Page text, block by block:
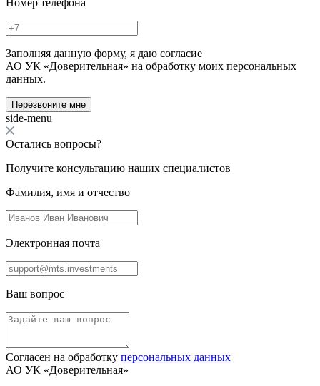
Номер телефона
Заполняя данную форму, я даю согласие
АО УК «Доверительная» на обработку моих персональных
данных.
Перезвоните мне
side-menu
Остались вопросы?
Получите консультацию наших специалистов
Фамилия, имя и отчество
Электронная почта
Ваш вопрос
Согласен на обработку персональных данных
АО УК «Доверительная»